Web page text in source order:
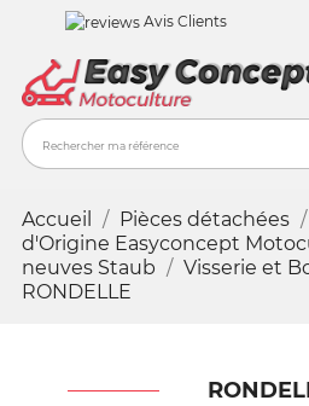
Avis Clients
Accueil Pièces détachées
d'Origine Easyconcept
neuves Staub
Visserie et
RONDELLE